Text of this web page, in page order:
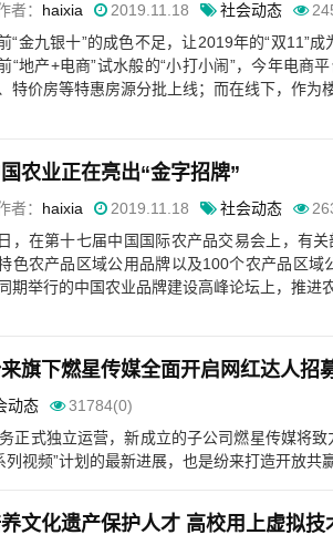
者： haixia 2019.11.18 社会动态
“金九银十”的成色不足，让2019年的“双11”
“地产+电商”试水般的“小打小闹”，今年电商
特价房等特惠房源分批上线；而在线下，作为楼
农业正在亮出“金字招牌”
者： haixia 2019.11.18 社会动态
，在第十七届中国国际农产品交易会上，有
色农产品区域公用品牌以及100个农产品区域
期举行的中国农业品牌建设高峰论坛上，推进
旗下燃星传媒全面开启网红达人招
动态
31784(0)
正式独立运营，新成立的子公司燃星传媒将
视频”计划的最新进展，也是纷来打造开放共
文化遗产保护人才 高校用上虚拟技